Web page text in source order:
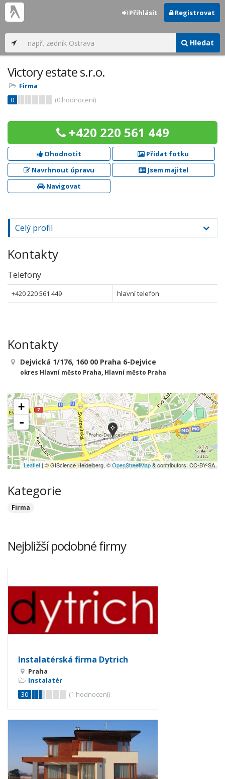
Hledat
Přihlásit Registrovat
Victory estate s.r.o.
Firma
0
(0 hodnocení)
+420 220 561 449
Ohodnotit
Přidat fotku
Navrhnout úpravu
Jsem majitel
Navigovat
Celý profil
Kontakty
Telefony
+420 220 561 449 hlavní telefon
Kontakty
Dejvická 1/176, 160 00 Praha 6-Dejvice
okres Hlavní město Praha, Hlavní město Praha
+
-
Leaflet | © GIScience Heidelberg, ©OpenStreetMap& contributors, CC-BY-SA
Kategorie
Firma
Nejbližší podobné firmy
Instalatérská firma Dytrich
Praha
Instalatér
30
(1 hodnocení)